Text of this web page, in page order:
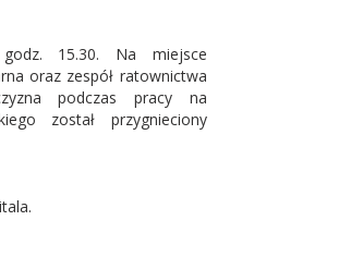
15.30. Na miejsce
oraz zespół ratownictwa
podczas pracy na
został przygnieciony